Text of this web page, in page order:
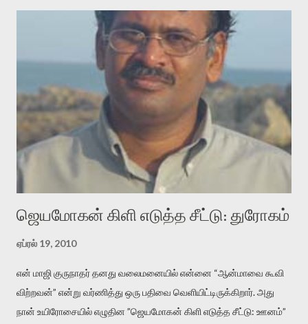
அதிகமாக்கும். கொல்லாது. ஒரு கனவை மீட்டெடுப்பதன் நோக்கம்
என்னவாக இருக்கும்? கவிதையின் அரூப இயக்கத்தை பொதுவயமாக
வடிக்க முயல்வதும் அதற்கே. கோயில் கருவறையின்
மென்வெளிச்சத்தில் நுண்பேசியின் படக்கருவியை இயக்கி சாத்தி
வைத்து விட்டு இயக்கத்தை அறிவோம். அறிதல் அபச்சாரமில்லை.
பயணப் படிமம் என்பது காக்னிடிவ் பொயடிக்ஸ் எனும் சமகால
விமர்சனத்தின் ஒரு முக்கிய கருவி. இக்கருவியை மனுஷ்யபுத்திரனின்
“காலை வணக்கங்கள்” எனும் ஒரு கவிதையில் சொருகப் போகிறோம்.
முதலில் கருவியை பழகுவோம். அன்றாட மொழியில் ஒன்று ம...
ஜெயமோகன் கிளி எடுத்த சீட்டு: துரோகம்
ஏப்ரல் 19, 2010
என் மாஜி குருநாதர் தனது வலைமனையில் என்னை “ஆன்மாவை கூவி
விற்றவன்” என்று வர்ணித்து ஒரு பதிவை வெளியிட்டிருக்கிறார். அது
நான் உயிரோசையில் எழுதின ”ஜெயமோகன் கிளி எடுத்த சீட்டு: ஊனம்”